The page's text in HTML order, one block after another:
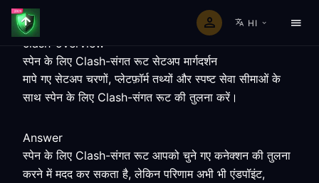
HI
clash-overview
स्पेन के लिए Clash-संगत रूट सेटअप मार्गदर्शन
मापे गए सेटअप चरणों, प्लेटफ़ॉर्म तथ्यों और स्पष्ट सेवा सीमाओं के
साथ स्पेन के लिए Clash-संगत रूट की तुलना करें।
Answer
स्पेन के लिए Clash-संगत रूट आपको चुने गए कनेक्शन की तुलना
करने में मदद कर सकता है, लेकिन परिणाम अभी भी एंडपॉइंट,